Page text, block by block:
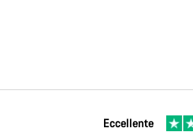
Eccellente